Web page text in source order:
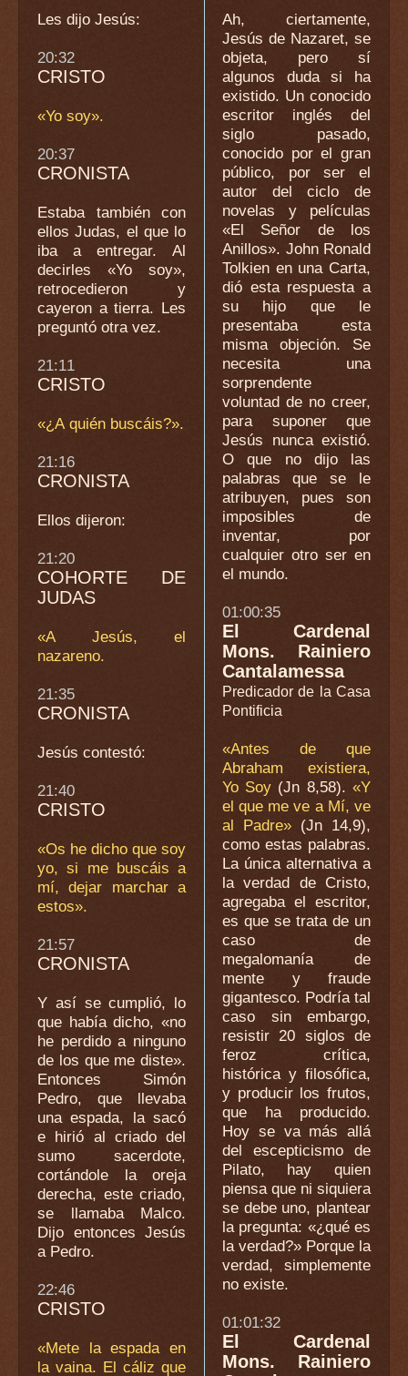
Les dijo Jesús:
20:32
CRISTO
«Yo soy».
20:37
CRONISTA
Estaba también con
ellos Judas, el que lo
iba a entregar. Al
decirles «Yo soy»,
retrocedieron y
cayeron a tierra. Les
preguntó otra vez.
21:11
CRISTO
«¿A quién buscáis?».
21:16
CRONISTA
Ellos dijeron:
21:20
COHORTE DE
JUDAS
«A Jesús, el
nazareno.
21:35
CRONISTA
Jesús contestó:
21:40
CRISTO
«Os he dicho que soy
yo, si me buscáis a
mí, dejar marchar a
estos».
21:57
CRONISTA
Y así se cumplió, lo
que había dicho, «no
he perdido a ninguno
de los que me diste».
Entonces Simón
Pedro, que llevaba
una espada, la sacó
e hirió al criado del
sumo sacerdote,
cortándole la oreja
derecha, este criado,
se llamaba Malco.
Dijo entonces Jesús
a Pedro.
22:46
CRISTO
«Mete la espada en
la vaina. El cáliz que
Ah, ciertamente,
Jesús de Nazaret, se
objeta, pero sí
algunos duda si ha
existido. Un conocido
escritor inglés del
siglo pasado,
conocido por el gran
público, por ser el
autor del ciclo de
novelas y películas
«El Señor de los
Anillos». John Ronald
Tolkien en una Carta,
dió esta respuesta a
su hijo que le
presentaba esta
misma objeción. Se
necesita una
sorprendente
voluntad de no creer,
para suponer que
Jesús nunca existió.
O que no dijo las
palabras que se le
atribuyen, pues son
imposibles de
inventar, por
cualquier otro ser en
el mundo.
01:00:35
El Cardenal
Mons. Rainiero
Cantalamessa
Predicador de la Casa
Pontificia
«Antes de que
Abraham existiera,
Yo Soy (Jn 8,58). «Y
el que me ve a Mí, ve
al Padre» (Jn 14,9),
como estas palabras.
La única alternativa a
la verdad de Cristo,
agregaba el escritor,
es que se trata de un
caso de
megalomanía de
mente y fraude
gigantesco. Podría tal
caso sin embargo,
resistir 20 siglos de
feroz crítica,
histórica y filosófica,
y producir los frutos,
que ha producido.
Hoy se va más allá
del escepticismo de
Pilato, hay quien
piensa que ni siquiera
se debe uno, plantear
la pregunta: «¿qué es
la verdad?» Porque la
verdad, simplemente
no existe.
01:01:32
El Cardenal
Mons. Rainiero